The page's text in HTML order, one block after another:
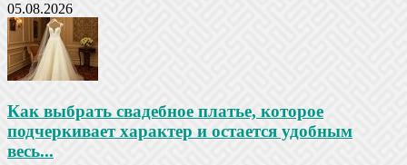
05.08.2026
Как выбрать свадебное платье, которое
подчеркивает характер и остается удобным
весь...